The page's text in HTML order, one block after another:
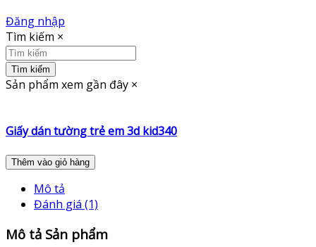
Đăng nhập
Tìm kiếm ×
Tìm kiếm
Sản phẩm xem gần đây ×
Giấy dán tường trẻ em 3d kid340
Thêm vào giỏ hàng
Mô tả
Đánh giá (1)
Mô tả Sản phẩm